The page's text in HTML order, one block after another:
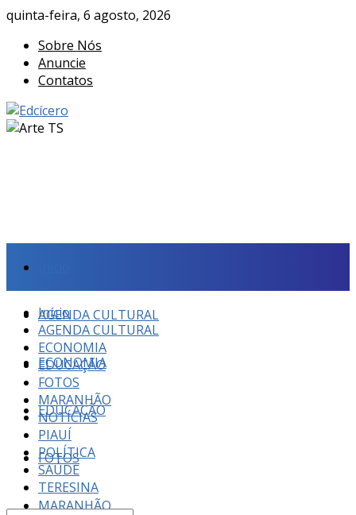
quinta-feira, 6 agosto, 2026
Sobre Nós
Anuncie
Contatos
AGENDA CULTURAL
ECONOMIA
EDUCAÇÃO
FOTOS
MARANHÃO
Início
AGENDA CULTURAL
ECONOMIA
EDUCAÇÃO
FOTOS
MARANHÃO
NOTÍCIAS
PIAUÍ
POLÍTICA
SAÚDE
TERESINA